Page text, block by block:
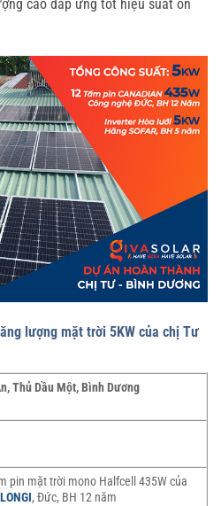
cao đáp ứng tốt hiệu suất ổn
lượng mặt trời 5KW của chị Tư
Thủ Dầu Một, Bình Dương
pin mặt trời mono Halfcell 435W của
, Đức, BH 12 năm